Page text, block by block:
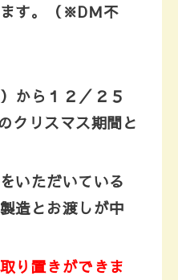
す。
（※DＭ不
から１２／２５
クリスマス期間と
いただいている
造とお渡しが中
り置きができま